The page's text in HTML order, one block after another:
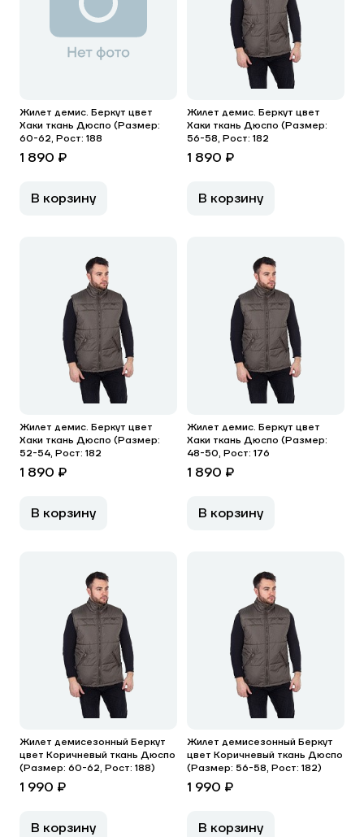
Жилет демис. Беркут цвет
Хаки ткань Дюспо (Размер:
60-62, Рост: 188
1 890 ₽
В корзину
Жилет демис. Беркут цвет
Хаки ткань Дюспо (Размер:
56-58, Рост: 182
1 890 ₽
В корзину
Жилет демис. Беркут цвет
Хаки ткань Дюспо (Размер:
52-54, Рост: 182
1 890 ₽
В корзину
Жилет демис. Беркут цвет
Хаки ткань Дюспо (Размер:
48-50, Рост: 176
1 890 ₽
В корзину
Жилет демисезонный Беркут
цвет Коричневый ткань Дюспо
(Размер: 60-62, Рост: 188)
1 990 ₽
В корзину
Жилет демисезонный Беркут
цвет Коричневый ткань Дюспо
(Размер: 56-58, Рост: 182)
1 990 ₽
В корзину